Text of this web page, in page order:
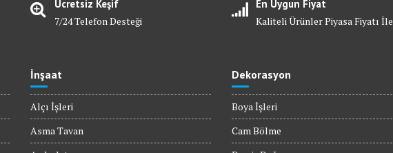
Ücretsiz Keşif
7/24 Telefon Desteği
En Uygun Fiyat
Kaliteli Ürünler Piyasa Fiyatı İle
İnşaat
Alçı İşleri
Asma Tavan
Dekorasyon
Boya İşleri
Cam Bölme